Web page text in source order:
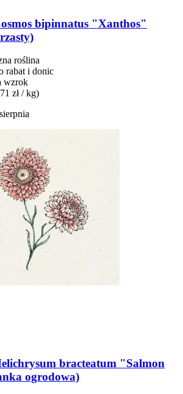
bipinnatus "Xanthos"
roślina
rabat i donic
wzrok
zł / kg)
bracteatum "Salmon
ogrodowa)